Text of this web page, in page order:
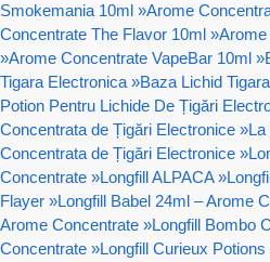
Smokemania 10ml »Arome
Concentrate The Flavor 10ml »Arome
»Arome Concentrate VapeBar 10ml »
Tigara Electronica »Baza Lichid
Potion Pentru Lichide De Țigări
Concentrata de Țigări Electronice »La
Concentrata de Țigări Electronice »
Concentrate »Longfill ALPACA »
Flayer »Longfill Babel 24ml – Arome
Arome Concentrate »Longfill Bombo
Concentrate »Longfill Curieux